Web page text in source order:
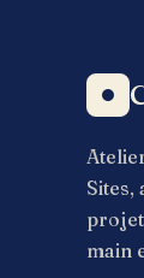
Sites,
main